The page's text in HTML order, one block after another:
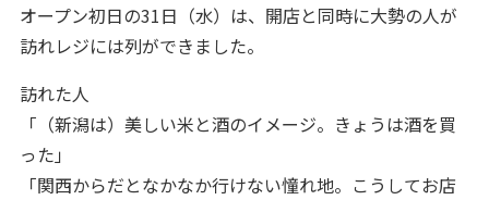
オープン初日の31日（水）は、開店と同時に大勢の人が
訪れレジには列ができました。
訪れた人
「（新潟は）美しい米と酒のイメージ。きょうは酒を買
った」
「関西からだとなかなか行けない憧れ地。こうしてお店